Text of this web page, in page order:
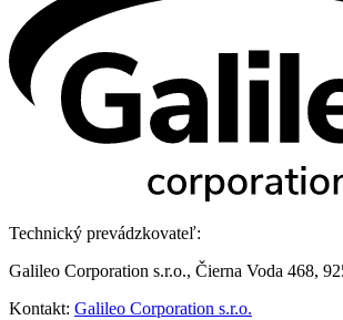
Technický prevádzkovateľ:
Galileo Corporation s.r.o., Čierna Voda 468,
Kontakt: Galileo Corporation s.r.o.